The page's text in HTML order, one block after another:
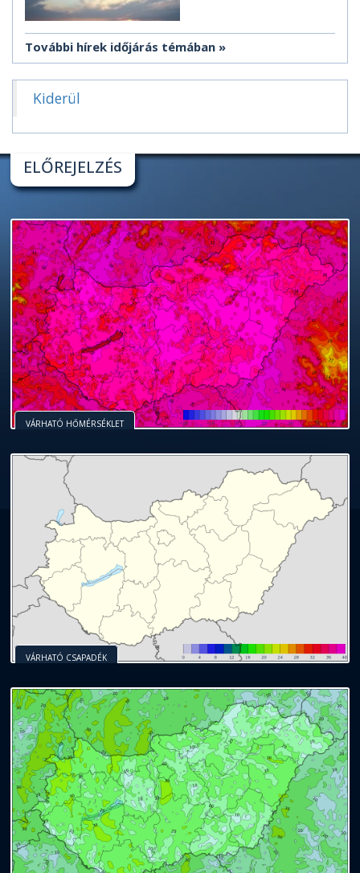
További hírek időjárás témában
Kiderül
ELŐREJELZÉS
VÁRHATÓ HŐMÉRSÉKLET
VÁRHATÓ CSAPADÉK